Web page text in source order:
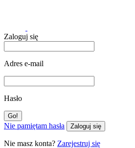
Zaloguj się
Adres e-mail
Hasło
Nie pamiętam hasła Zaloguj się
Nie masz konta? Zarejestruj się